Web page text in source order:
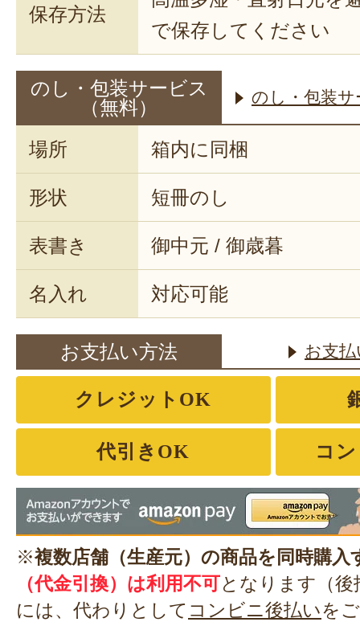
保存方法
で保存してください
のし・包装サービス
（無料）
のし・包装
場所 箱内に同梱
形状 短冊のし
表書き 御中元 / 御歳暮
名入れ 対応可能
お支払い方法 お支
クレジットOK
代引きOK コ
※複数店舗（生産元）の商品を同時購入
（代金引換）は利用不可となります（
には、代わりとして コンビニ後払いを